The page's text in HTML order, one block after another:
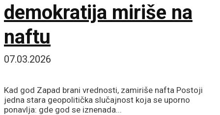
demokratija miriše na
naftu
07.03.2026
Kad god Zapad brani vrednosti, zamiriše nafta Postoji
jedna stara geopolitička slučajnost koja se uporno
ponavlja: gde god se iznenada...